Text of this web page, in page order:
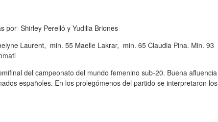
por Shirley Perelló y Yudilia Briones
Laurent, min. 55 Maelle Lakrar, min. 65 Claudia Pina. Min. 93
del campeonato del mundo femenino sub-20. Buena afluencia
españoles. En los prolegómenos del partido se interpretaron los